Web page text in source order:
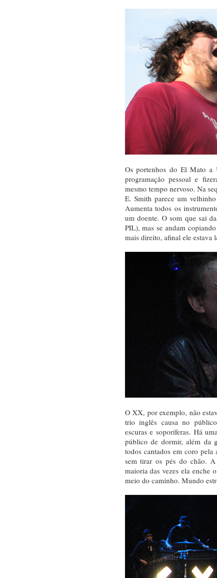
Os portenhos do El Mato a
programação pessoal e
mesmo tempo nervoso. Na
E. Smith parece um
Aumenta todos os
um doente. O som que sai
PIL), mas se andam
mais direito, afinal ele estava
O XX, por exemplo, não
trio inglês causa no
escuras e soporíferas. Há
público de dormir, além da
todos cantados em coro pela
sem tirar os pés do chão.
maioria das vezes ela
meio do caminho. Mundo